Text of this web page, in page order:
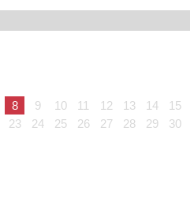
8 9 10 11 12 13 14
15
23 24 25 26 27 28 29
30